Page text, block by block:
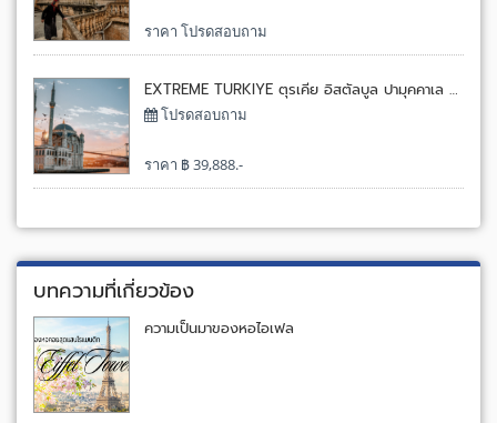
ราคา โปรดสอบถาม
EXTREME TURKIYE ตุรเคีย อิสตัลบูล ปามุคคาเล คัปปาโดเทีย อังทาร่า 9 วัน 6 คืน โดยเอมิเรตส์[EK]
โปรดสอบถาม
ราคา ฿ 39,888.-
บทความที่เกี่ยวข้อง
ความเป็นมาของหอไอเฟล